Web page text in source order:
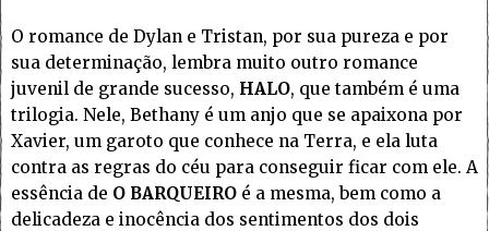
O romance de Dylan e Tristan, por sua pureza e por
sua determinação, lembra muito outro romance
juvenil de grande sucesso, HALO, que também é uma
trilogia. Nele, Bethany é um anjo que se apaixona por
Xavier, um garoto que conhece na Terra, e ela luta
contra as regras do céu para conseguir ficar com ele. A
essência de O BARQUEIRO é a mesma, bem como a
delicadeza e inocência dos sentimentos dos dois